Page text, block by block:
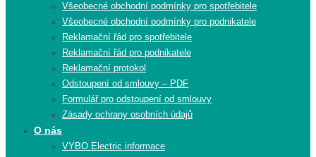
Všeobecné obchodní podmínky pro spotřebitele
Všeobecné obchodní podmínky pro podnikatele
Reklamační řád pro spotřebitele
Reklamační řád pro podnikatele
Reklamační protokol
Odstoupení od smlouvy – PDF
Formulář pro odstoupení od smlouvy
Zásady ochrany osobních údajů
O nás
VYBO Electric informace